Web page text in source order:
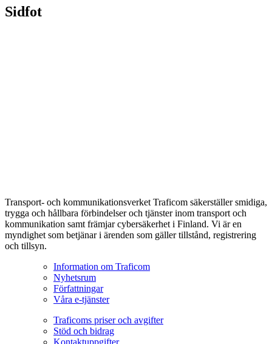
Sidfot
Transport- och kommunikationsverket Traficom säkerställer smidiga,
trygga och hållbara förbindelser och tjänster inom transport och
kommunikation samt främjar cybersäkerhet i Finland. Vi är en
myndighet som betjänar i ärenden som gäller tillstånd, registrering
och tillsyn.
Information om Traficom
Nyhetsrum
Författningar
Våra e-tjänster
Traficoms priser och avgifter
Stöd och bidrag